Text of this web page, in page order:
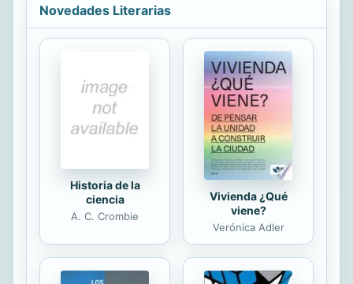
el mensaje que transmiten los 16
extraordinarias de personas que
luchan cada día por salvar el medio
ambiente. 16 historias para los
pequeños heroes que salvarán
nuestro planeta. De Leonardo di
Caprio a Emma Watson, pasando por
supuesto por Greta Thunberg o
Pierre Rabhi (considerado...
Novedades Literarias
Historia de la
ciencia
A. C. Crombie
Vivienda ¿Qué
viene?
Verónica Adler